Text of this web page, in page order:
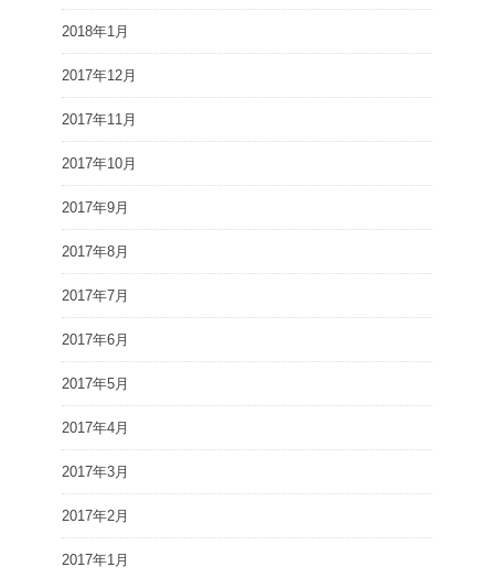
2018年1月
2017年12月
2017年11月
2017年10月
2017年9月
2017年8月
2017年7月
2017年6月
2017年5月
2017年4月
2017年3月
2017年2月
2017年1月